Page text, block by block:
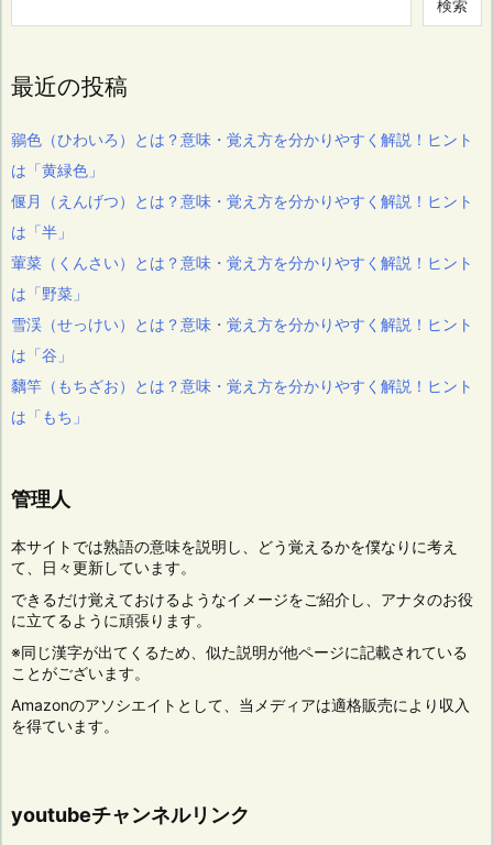
検索
最近の投稿
鶸色（ひわいろ）とは？意味・覚え方を分かりやすく解説！ヒント
は「黄緑色」
偃月（えんげつ）とは？意味・覚え方を分かりやすく解説！ヒント
は「半」
葷菜（くんさい）とは？意味・覚え方を分かりやすく解説！ヒント
は「野菜」
雪渓（せっけい）とは？意味・覚え方を分かりやすく解説！ヒント
は「谷」
黐竿（もちざお）とは？意味・覚え方を分かりやすく解説！ヒント
は「もち」
管理人
本サイトでは熟語の意味を説明し、どう覚えるかを僕なりに考え
て、日々更新しています。
できるだけ覚えておけるようなイメージをご紹介し、アナタのお役
に立てるように頑張ります。
※同じ漢字が出てくるため、似た説明が他ページに記載されている
ことがございます。
Amazonのアソシエイトとして、当メディアは適格販売により収入
を得ています。
youtubeチャンネルリンク